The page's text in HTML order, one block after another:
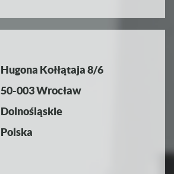
Hugona Kołłątaja 8/6
50-003 Wrocław
Dolnośląskie
Polska